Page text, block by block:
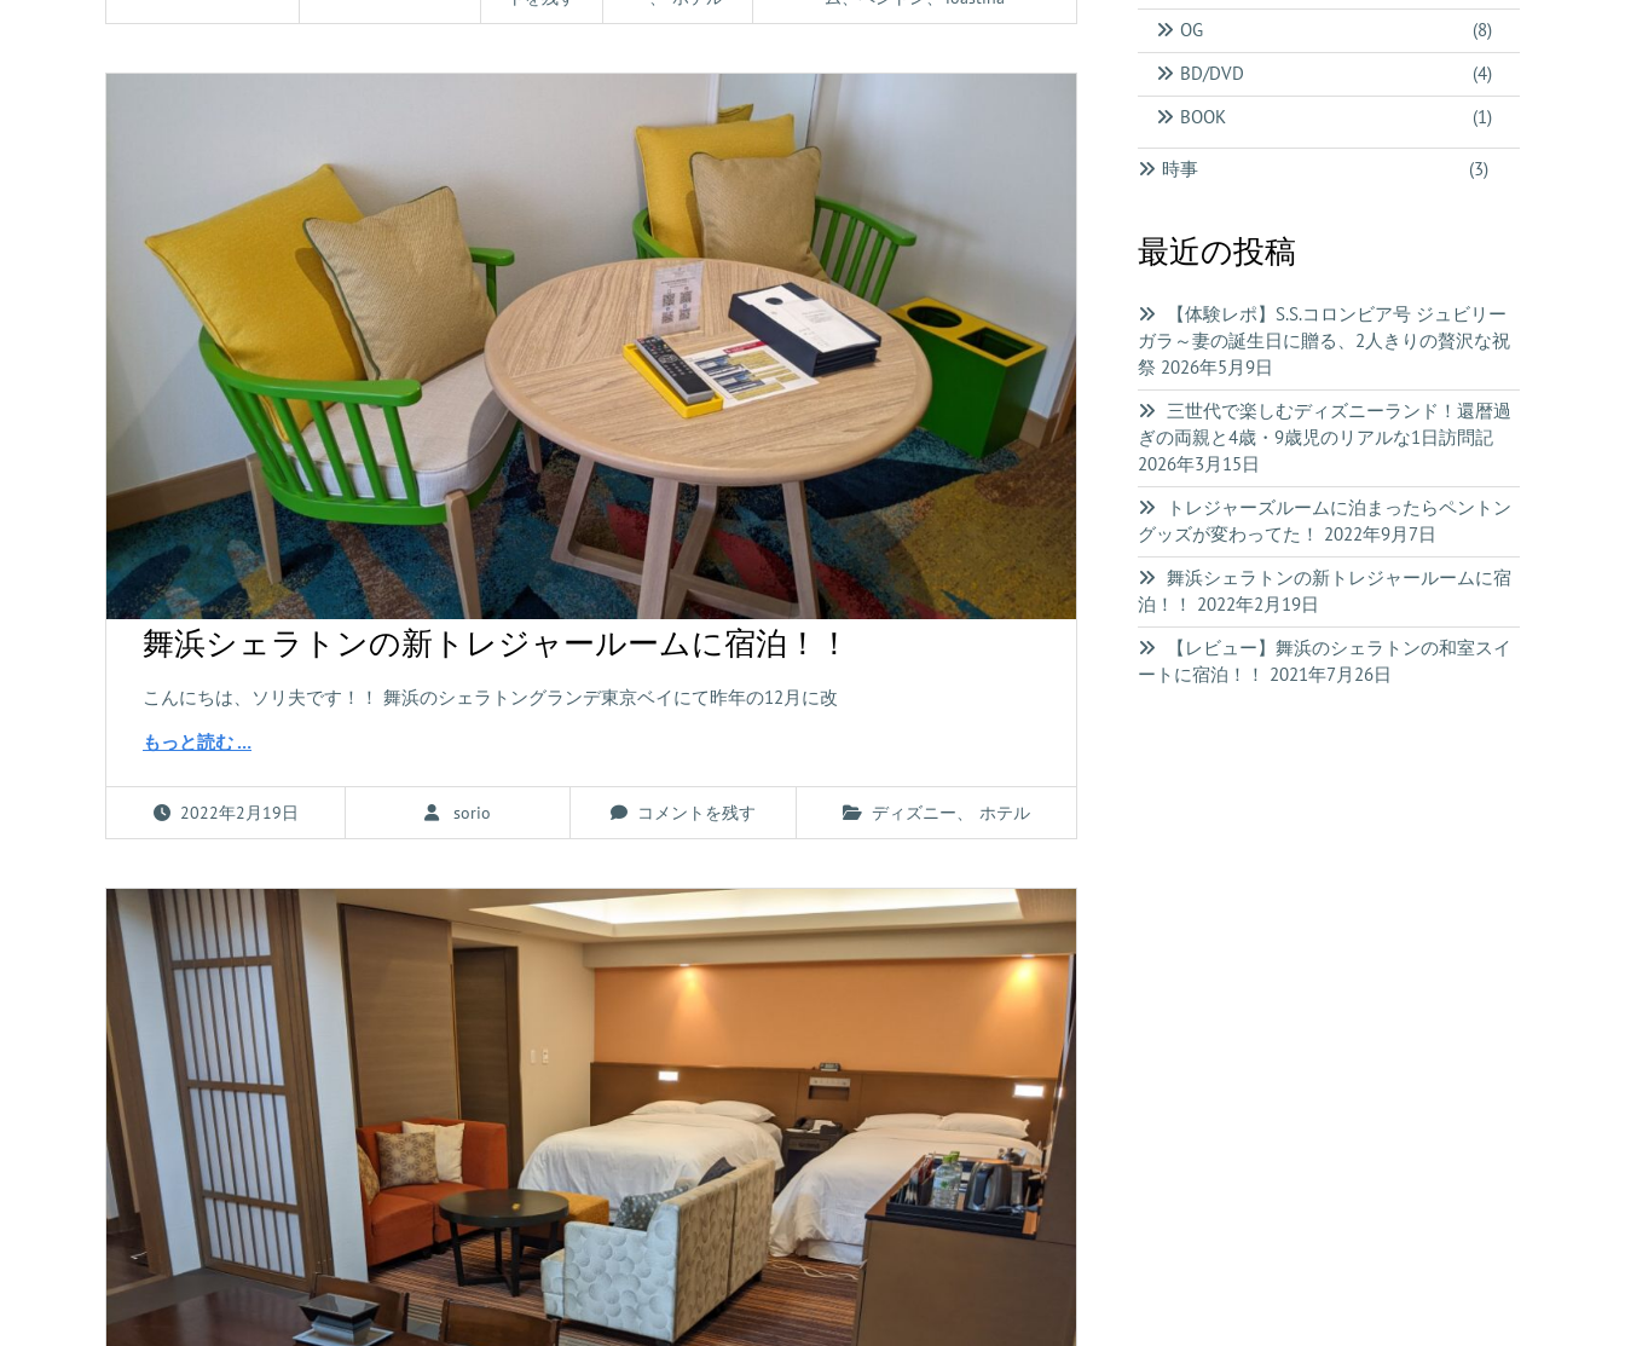
舞浜シェラトンの新トレジャールームに宿泊！！
こんにちは、ソリ夫です！！ 舞浜のシェラトングランデ東京ベイにて昨年の12月に改
もっと読む …
2022年2月19日 sorio コメントを残す ディズニー、 ホテル
OG
(8)
BD/DVD
(4)
BOOK
(1)
時事 (3)
最近の投稿
【体験レポ】S.S.コロンビア号 ジュビリー
ガラ～妻の誕生日に贈る、2人きりの贅沢な祝
祭 2026年5月9日
三世代で楽しむディズニーランド！還暦過
ぎの両親と4歳・9歳児のリアルな1日訪問記
2026年3月15日
トレジャーズルームに泊まったらペントン
グッズが変わってた！ 2022年9月7日
舞浜シェラトンの新トレジャールームに宿
泊！！ 2022年2月19日
【レビュー】舞浜のシェラトンの和室スイ
ートに宿泊！！ 2021年7月26日